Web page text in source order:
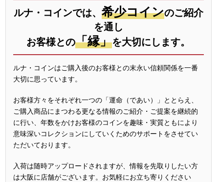
ルナ・コインでは、 希少コインのご紹介
を通し
お客様との「縁」を大切にします。
ルナ・コインはご購入後のお客様との末永い信頼関係を一番
大切に思っています。
お客様方々をそれぞれ一つの「運命（であい）」ととらえ、
ご購入商品にまつわる更なる情報のご紹介・ご提案を継続的
に行い、年数をかけお客様のコインを趣味・実質ともにより
意味深いコレクションにしていくためのサポートをさせてい
ただいております。
入荷は随時アップロードされますが、情報を先取りしたい方
は大阪に店舗がございます。お気軽にお立ち寄りください